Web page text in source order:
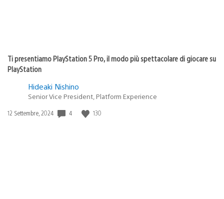
Ti presentiamo PlayStation 5 Pro, il modo più spettacolare di giocare su
PlayStation
Hideaki Nishino
Senior Vice President, Platform Experience
Data
12 Settembre, 2024 4 130